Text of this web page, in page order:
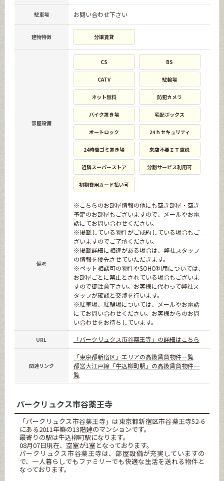
駐車場 お問い合わせ下さい
建物特徴 分譲賃貸
部屋設備
CS BS
CATV 駐輪場
ネット無料 防犯カメラ
バイク置き場 宅配ボックス
オートロック 24ｈセキュリティ
24時間ゴミ置き場 来店不要ＩＴ重説
近隣スーパーストア 分割サービス利用可
初期費用カード払い可
備考
※こちらのお部屋情報の他にも空き部屋・空き
予定のお部屋もございますので、メールやお電
話にてお問い合わせください。
※掲載している物件がご成約している場合もご
ざいますのでご了承ください。
※掲載詳細に相違がある場合は、弊社スタッフ
の情報を優先させていただきます。
※ペット相談可の物件やSOHO利用については、
お部屋ごとに禁止とされている場合もございま
すので御注意下さい。お客様に代わって弊社ス
タッフが確認と交渉を行います。
※駐車場、駐輪場については、メールやお電話
にてお問い合わせください。お客様からのお問
い合わせをお待ちしています。
URL 「パークリュクス市谷薬王寺」の詳細はこちら
関連リンク
「東京都新宿区」エリアの高級賃貸物件一覧
都営大江戸線「牛込柳町駅」の高級賃貸物件一
覧
パークリュクス市谷薬王寺
「パークリュクス市谷薬王寺」は東京都新宿区市谷薬王寺52-6
にある2011年築の13階建のマンションです。
最寄りの駅は牛込柳町駅になります。
08月07日現在、空室が1室となっております。
パークリュクス市谷薬王寺は、部屋設備が充実していますの
で、一人暮らしでもファミリーでも快適な生活を送れる物件と
なっております。